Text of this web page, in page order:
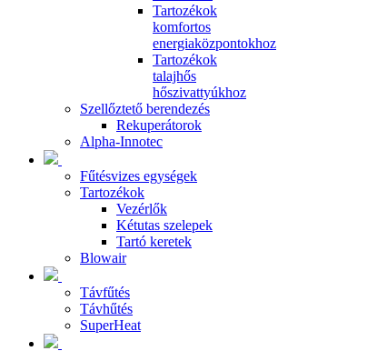
Tartozékok
komfortos
energiaközpontokhoz
Tartozékok
talajhős
hőszivattyúkhoz
Szellőztető berendezés
Rekuperátorok
Alpha-Innotec
Fűtésvizes egységek
Tartozékok
Vezérlők
Kétutas szelepek
Tartó keretek
Blowair
Távfűtés
Távhűtés
SuperHeat